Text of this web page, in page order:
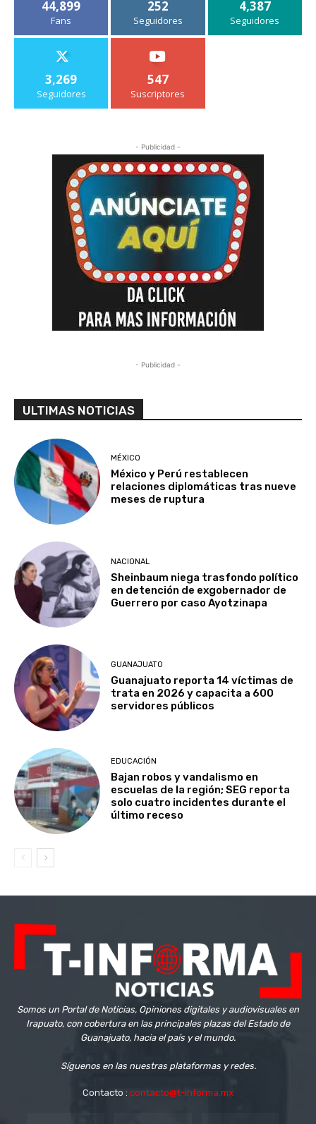
44,899
Fans
252
Seguidores
4,387
Seguidores
3,269
Seguidores
547
Suscriptores
- Publicidad -
- Publicidad -
ULTIMAS NOTICIAS
MÉXICO
México y Perú restablecen
relaciones diplomáticas tras nueve
meses de ruptura
NACIONAL
Sheinbaum niega trasfondo político
en detención de exgobernador de
Guerrero por caso Ayotzinapa
GUANAJUATO
Guanajuato reporta 14 víctimas de
trata en 2026 y capacita a 600
servidores públicos
EDUCACIÓN
Bajan robos y vandalismo en
escuelas de la región; SEG reporta
solo cuatro incidentes durante el
último receso
Somos un Portal de Noticias, Opiniones digitales y audiovisuales en
Irapuato, con cobertura en las principales plazas del Estado de
Guanajuato, hacia el país y el mundo.
Síguenos en las nuestras plataformas y redes.
Contacto : contacto@t-informa.mx